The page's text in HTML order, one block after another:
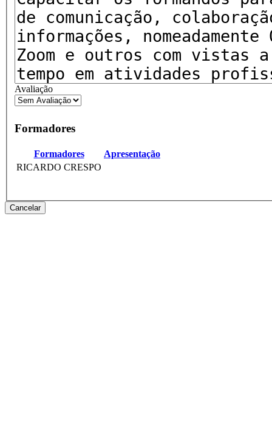
Avaliação
Formadores
Formadores
Apresentação
RICARDO CRESPO
Cancelar